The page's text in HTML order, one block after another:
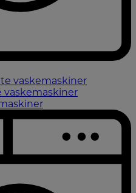
vaskemaskiner
vaskemaskiner